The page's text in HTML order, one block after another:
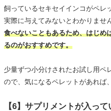
飼っているセキセイインコがペレ
実際に与えてみないとわかりませ
食べないこともあるため、はじめ
るのがおすすめです。
少量ずつ小分けされたお試し用ペ
ので、気になるペレットがあれば
【6】サプリメントが入って